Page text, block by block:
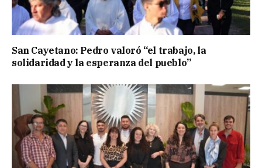
San Cayetano: Pedro valoró “el trabajo, la
solidaridad y la esperanza del pueblo”